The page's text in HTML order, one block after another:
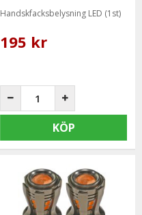
Handskfacksbelysning LED (1st)
195 kr
KÖP